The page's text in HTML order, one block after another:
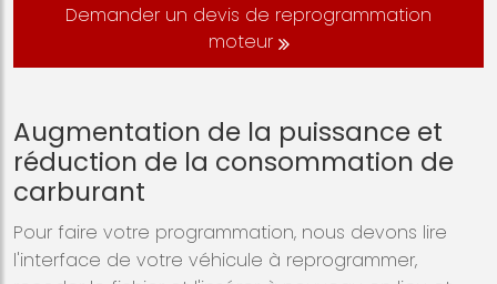
Demander un devis de reprogrammation
moteur
Augmentation de la puissance et
réduction de la consommation de
carburant
Pour faire votre programmation, nous devons lire
l'interface de votre véhicule à reprogrammer,